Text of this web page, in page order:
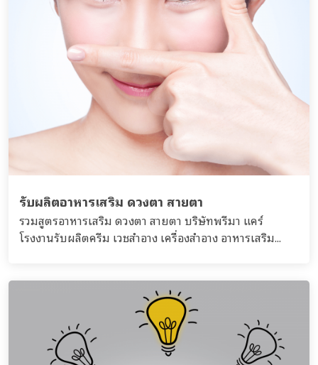
รับผลิตอาหารเสริม ดวงตา สายตา
รวมสูตรอาหารเสริม ดวงตา สายตา บริษัทพรีมา แคร์
โรงงานรับผลิตครีม เวชสำอาง เครื่องสำอาง อาหารเสริม...